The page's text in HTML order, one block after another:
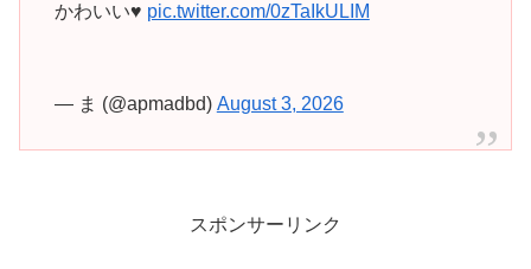
かわいい♥️ pic.twitter.com/0zTaIkULIM
— ま (@apmadbd) August 3, 2026
スポンサーリンク